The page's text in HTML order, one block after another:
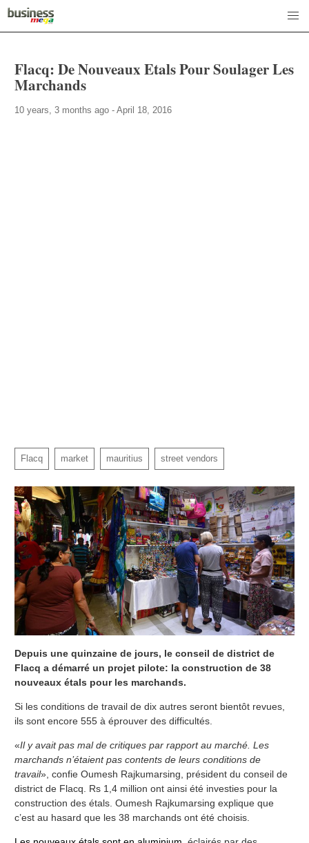
Flacq: De Nouveaux Etals Pour Soulager Les
Marchands
10 years, 3 months ago - April 18, 2016
Flacq market mauritius street vendors
Depuis une quinzaine de jours, le conseil de district de
Flacq a démarré un projet pilote: la construction de 38
nouveaux étals pour les marchands.
Si les conditions de travail de dix autres seront bientôt revues,
ils sont encore 555 à éprouver des difficultés.
«Il y avait pas mal de critiques par rapport au marché. Les
marchands n’étaient pas contents de leurs conditions de
travail», confie Oumesh Rajkumarsing, président du conseil de
district de Flacq. Rs 1,4 million ont ainsi été investies pour la
construction des étals. Oumesh Rajkumarsing explique que
c’est au hasard que les 38 marchands ont été choisis.